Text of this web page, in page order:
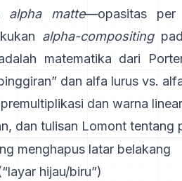
alpha matte—opasitas
alpha-compositing
matematika dari
dan alfa lurus vs.
dan warna
, dan tulisan Lomont tentang
menghapus latar belakang
hijau/biru”)